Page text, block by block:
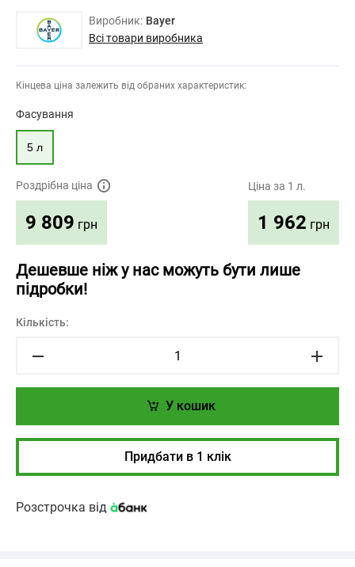
Виробник: Bayer
Всі товари виробника
Кінцева ціна залежить від обраних характеристик:
Фасування
5 л
Роздрібна ціна
9 809 грн
Ціна за 1 л.
1 962 грн
Дешевше ніж у нас можуть бути лише
підробки!
Кількість:
У кошик
Придбати в 1 клік
Розстрочка від